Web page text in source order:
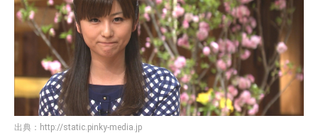
出典： http://static.pinky-media.jp